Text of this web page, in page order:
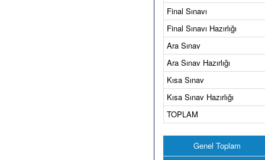
Final Sınavı
Final Sınavı Hazırlığı
Ara Sınav
Ara Sınav Hazırlığı
Kısa Sınav
Kısa Sınav Hazırlığı
TOPLAM
Genel Toplam